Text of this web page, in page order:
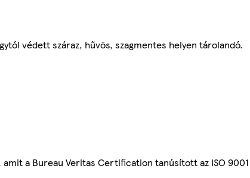
védett száraz, hűvös, szagmentes helyen tárolandó.
a Bureau Veritas Certification tanúsított az ISO 9001